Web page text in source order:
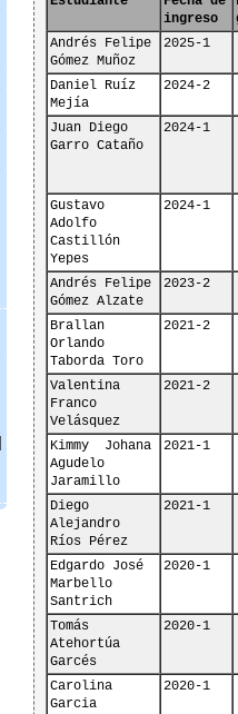
ingreso
Andrés Felipe
Gómez Muñoz
2025-1
Daniel Ruíz
Mejía
2024-2
Juan Diego
Garro Cataño
2024-1
Gustavo
Adolfo
Castillón
Yepes
2024-1
Andrés Felipe
Gómez Alzate
2023-2
Brallan
Orlando
Taborda Toro
2021-2
Valentina
Franco
Velásquez
2021-2
Kimmy  Johana
Agudelo
Jaramillo
2021-1
Diego
Alejandro
Ríos Pérez
2021-1
Edgardo José
Marbello
Santrich
2020-1
Tomás
Atehortúa
Garcés
2020-1
Carolina
Garcia
2020-1